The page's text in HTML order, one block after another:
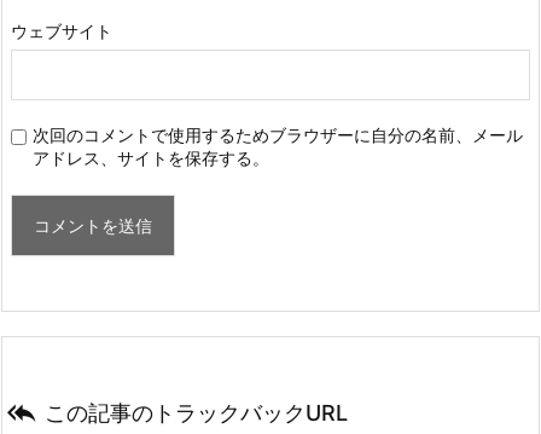
ウェブサイト
次回のコメントで使用するためブラウザーに自分の名前、メール
アドレス、サイトを保存する。
 この記事のトラックバックURL